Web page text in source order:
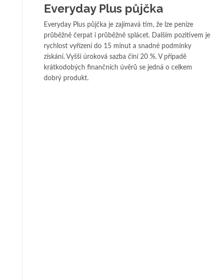
Everyday Plus půjčka
Everyday Plus půjčka je zajímavá tím, že lze peníze
průběžně čerpat i průběžně splácet. Dalším pozitivem je
rychlost vyřízení do 15 minut a snadné podmínky
získání. Vyšší úroková sazba činí 20 %. V případě
krátkodobých finančních úvěrů se jedná o celkem
dobrý produkt.